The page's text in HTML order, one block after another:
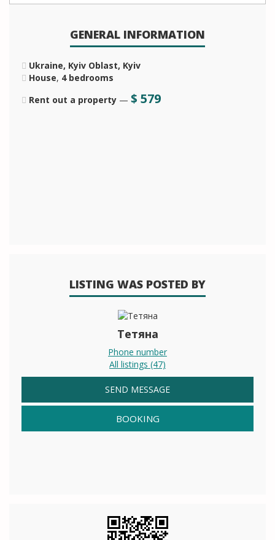
GENERAL INFORMATION
Ukraine, Kyiv Oblast, Kyiv
House, 4 bedrooms
Rent out a property — $ 579
LISTING WAS POSTED BY
Тетяна
Phone number
All listings (47)
SEND MESSAGE
BOOKING